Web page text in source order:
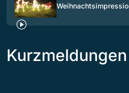
Kurzmeldungen